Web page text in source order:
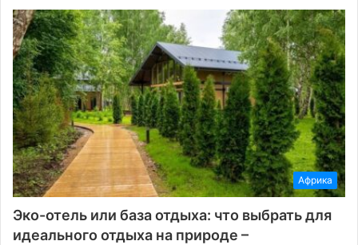
Африка
Эко-отель или база отдыха: что выбрать для
идеального отдыха на природе –